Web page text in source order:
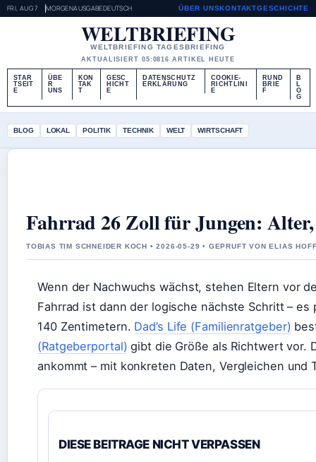
FRI, AUG 7 MORGENAUSGABEDEUTSCH ÜBER UNSKONTAKTGESCHICHTE
WELTBRIEFING
WELTBRIEFING TAGESBRIEFING
AKTUALISIERT 05:0816 ARTIKEL HEUTE
STAR
TSEIT
E
ÜBE
R
UNS
KON
TAK
T
GESC
HICHT
E
DATENSCHUTZ
ERKLÄRUNG
COOKIE-
RICHTLINI
E
RUND
BRIE
F
B
L
O
G
BLOG LOKAL POLITIK TECHNIK WELT WIRTSCHAFT
Fahrrad 26 Zoll für Jungen:
TOBIAS TIM SCHNEIDER KOCH • 2026-05-29 • GEPRUFT VON ELIAS
Wenn der Nachwuchs wächst, stehen Eltern vor
Fahrrad ist dann der logische nächste Schritt –
140 Zentimetern. Dad’s Life (Familienratgeber)
(Ratgeberportal) gibt die Größe als Richtwert vor.
ankommt – mit konkreten Daten, Vergleichen und
DIESE BEITRAGE NICHT VERPASSEN